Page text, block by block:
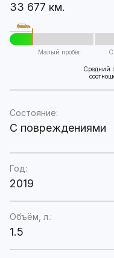
33 677 км.
Малый пробег
Средний
Состояние:
C повреждениями
Год:
2019
Объём, л.:
1.5